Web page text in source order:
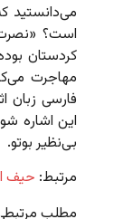
می‌دانستید
است؟ «نصرت
کردستان
مهاجرت
فارسی زبان
این اشاره
بی‌نظیر بوتو.
مرتبط: حیف
مطلب